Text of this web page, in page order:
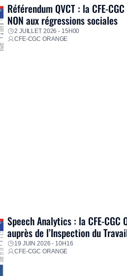
Référendum QVCT : la CFE-
NON aux régressions sociales
2 JUILLET 2026 - 15H00
CFE-CGC ORANGE
Speech Analytics : la CFE-CGC
auprès de l’Inspection du
19 JUIN 2026 - 10H16
CFE-CGC ORANGE